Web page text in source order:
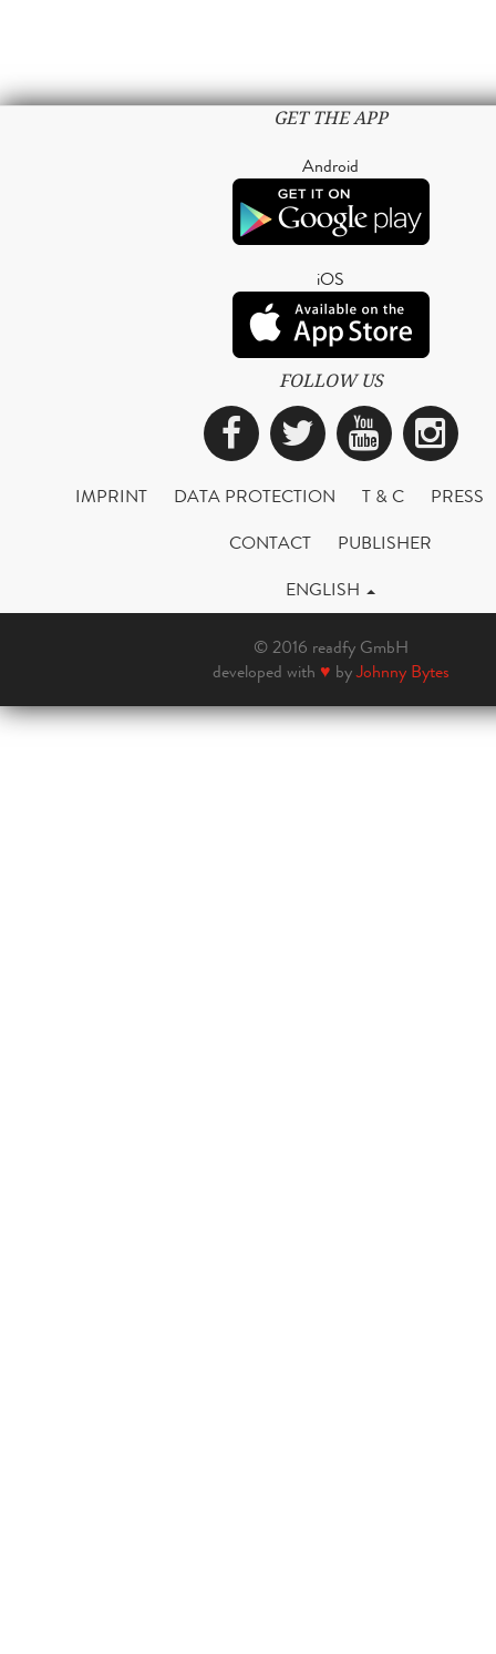
GET THE APP
Android
iOS
FOLLOW US
Facebook
Twitter
IMPRINT DATA PROTECTION T & C
PRESS
CONTACT
PUBLISHER
ENGLISH
© 2016 readfy GmbH
developed with ♥ byJohnny Bytes